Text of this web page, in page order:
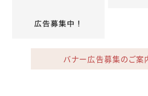
バナー広告募集のご案